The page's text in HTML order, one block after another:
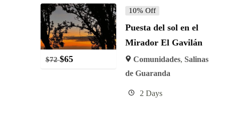
$72 $65
10% Off
Puesta del sol en el
Mirador El Gavilán
Comunidades, Salinas
de Guaranda
2 Days